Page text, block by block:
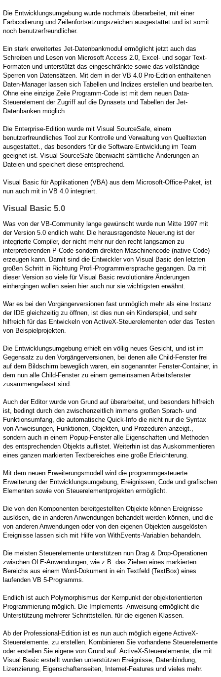
Die Entwicklungsumgebung wurde nochmals überarbeitet, mit einer
Farbcodierung und Zeilenfortsetzungszeichen ausgestattet und ist somit
noch benutzerfreundlicher.
Ein stark erweitertes Jet-Datenbankmodul ermöglicht jetzt auch das
Schreiben und Lesen von Microsoft Access 2.0, Excel- und sogar Text-
Formaten und unterstützt das eingeschränkte sowie das vollständige
Sperren von Datensätzen. Mit dem in der VB 4.0 Pro-Edition enthaltenen
Daten-Manager lassen sich Tabellen und Indizes erstellen und bearbeiten.
Ohne eine einzige Zeile Programm-Code ist mit dem neuen Data-
Steuerelement der Zugriff auf die Dynasets und Tabellen der Jet-
Datenbanken möglich.
Die Enterprise-Edition wurde mit Visual SourceSafe, einem
benutzerfreundliches Tool zur Kontrolle und Verwaltung von Quelltexten
ausgestattet., das besonders für die Software-Entwicklung im Team
geeignet ist. Visual SourceSafe überwacht sämtliche Änderungen an
Dateien und speichert diese entsprechend.
Visual Basic für Applikationen (VBA) aus dem Microsoft-Office-Paket, ist
nun auch mit in VB 4.0 integriert.
Visual Basic 5.0
Was von der VB-Community lange gewünscht wurde nun Mitte 1997 mit
der Version 5.0 endlich wahr. Die herausragendste Neuerung ist der
integrierte Compiler, der nicht mehr nur den recht langsamen zu
interpretierenden P-Code sondern direkten Maschinencode (native Code)
erzeugen kann. Damit sind die Entwickler von Visual Basic den letzten
großen Schritt in Richtung Profi-Programmiersprache gegangen. Da mit
dieser Version so viele für Visual Basic revolutionäre Änderungen
einhergingen wollen seien hier auch nur sie wichtigsten erwähnt.
War es bei den Vorgängerversionen fast unmöglich mehr als eine Instanz
der IDE gleichzeitig zu öffnen, ist dies nun ein Kinderspiel, und sehr
hilfreich für das Entwickeln von ActiveX-Steuerelementen oder das Testen
von Beispielprojekten.
Die Entwicklungsumgebung erhielt ein völlig neues Gesicht, und ist im
Gegensatz zu den Vorgängerversionen, bei denen alle Child-Fenster frei
auf dem Bildschirm beweglich waren, ein sogenannter Fenster-Container, in
dem nun alle Child-Fenster zu einem gemeinsamen Arbeitsfenster
zusammengefasst sind.
Auch der Editor wurde von Grund auf überarbeitet, und besonders hilfreich
ist, bedingt durch den zwischenzeitlich immens großen Sprach- und
Funktionsumfang, die automatische Quick-Info die nicht nur die Syntax
von Anweisungen, Funktionen, Objekten, und Prozeduren anzeigt.,
sondern auch in einem Popup-Fenster alle Eigenschaften und Methoden
des entsprechenden Objekts auflistet. Weiterhin ist das Auskommentieren
eines ganzen markierten Textbereiches eine große Erleichterung.
Mit dem neuen Erweiterungsmodell wird die programmgesteuerte
Erweiterung der Entwicklungsumgebung, Ereignissen, Code und grafischen
Elementen sowie von Steuerelementprojekten ermöglicht.
Die von den Komponenten bereitgestellten Objekte können Ereignisse
auslösen, die in anderen Anwendungen behandelt werden können, und die
von anderen Anwendungen oder von den eigenen Objekten ausgelösten
Ereignisse lassen sich mit Hilfe von WithEvents-Variablen behandeln.
Die meisten Steuerelemente unterstützen nun Drag & Drop-Operationen
zwischen OLE-Anwendungen, wie z.B. das Ziehen eines markierten
Bereichs aus einem Word-Dokument in ein Textfeld (TextBox) eines
laufenden VB 5-Programms.
Endlich ist auch Polymorphismus der Kernpunkt der objektorientierten
Programmierung möglich. Die Implements- Anweisung ermöglicht die
Unterstützung mehrerer Schnittstellen. für die eigenen Klassen.
Ab der Professional-Edition ist es nun auch möglich eigene ActiveX-
Steuerelemente. zu erstellen. Kombinieren Sie vorhandene Steuerelemente
oder erstellen Sie eigene von Grund auf. ActiveX-Steuerelemente, die mit
Visual Basic erstellt wurden unterstützen Ereignisse, Datenbindung,
Lizenzierung, Eigenschaftenseiten, Internet-Features und vieles mehr.